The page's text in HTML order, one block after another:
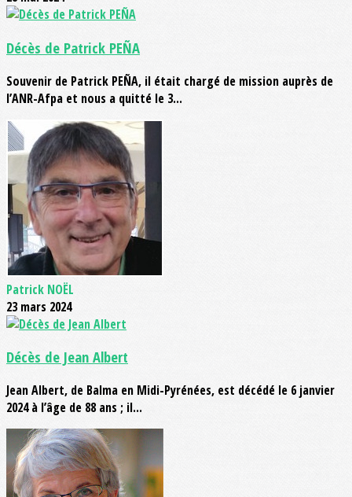
Décès de Patrick PEÑA
Souvenir de Patrick PEÑA, il était chargé de mission auprès de
l’ANR-Afpa et nous a quitté le 3...
Patrick NOËL
23 mars 2024
Décès de Jean Albert
Jean Albert, de Balma en Midi-Pyrénées, est décédé le 6 janvier
2024 à l’âge de 88 ans ; il...